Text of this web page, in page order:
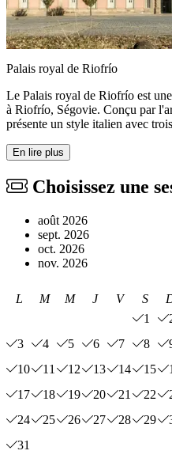
Palais royal de Riofrío
Le Palais royal de Riofrío est
à Riofrío, Ségovie. Conçu par
présente un style italien avec
En lire plus
Choisissez une
août 2026
sept. 2026
oct. 2026
nov. 2026
L M M J V S
1
3
4 5 6 7 8
10
11 12 13 14 15
17
18 19 20 21 22
24
25 26 27 28 29
31